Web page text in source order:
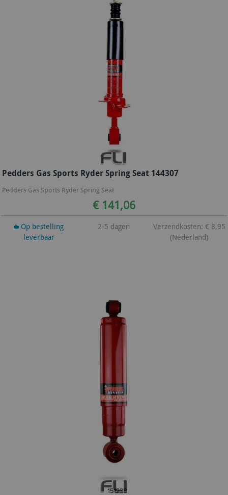
Pedders Gas Sports Ryder Spring Seat 144307
Pedders Gas Sports Ryder Spring Seat
€ 141,06
Op bestelling
leverbaar
2-5 dagen
Verzendkosten: € 8,95
(Nederland)